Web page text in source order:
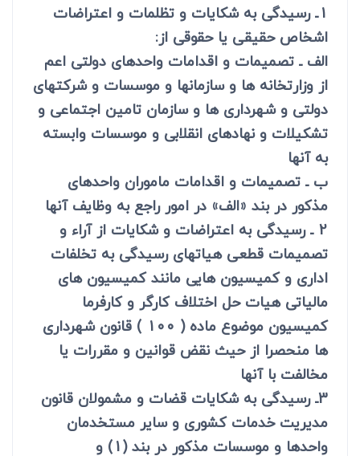
1ـ رسیدگی به شکایات و تظلمات و اعتراضات
اشخاص حقیقی یا حقوقی از:
الف ـ تصمیمات و اقدامات واحدهای دولتی اعم
از وزارتخانه ها و سازمانها و موسسات و شرکتهای
دولتی و شهرداری ها و سازمان تامین اجتماعی و
تشکیلات و نهادهای انقلابی و موسسات وابسته
به آنها
ب ـ تصمیمات و اقدامات ماموران واحدهای
مذکور در بند «الف» در امور راجع به وظایف آنها
2 ـ رسیدگی به اعتراضات و شکایات از آراء و
تصمیمات قطعی هیاتهای رسیدگی به تخلفات
اداری و کمیسیون هایی مانند کمیسیون های
مالیاتی هیات حل اختلاف کارگر و کارفرما
کمیسیون موضوع ماده ( 100 ) قانون شهرداری
ها منحصرا از حیث نقض قوانین و مقررات یا
مخالفت با آنها
3ـ رسیدگی به شکایات قضات و مشمولان قانون
مدیریت خدمات کشوری و سایر مستخدمان
واحدها و موسسات مذکور در بند (1) و